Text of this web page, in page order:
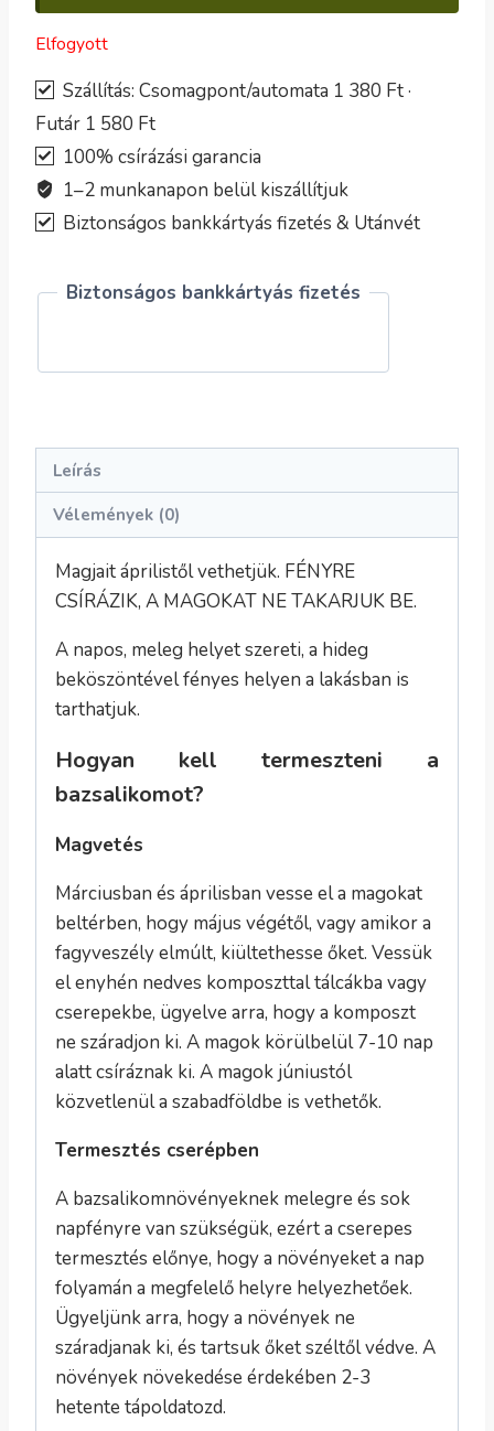
Elfogyott
Szállítás: Csomagpont/automata 1 380 Ft ·
Futár 1 580 Ft
100% csírázási garancia
1–2 munkanapon belül kiszállítjuk
Biztonságos bankkártyás fizetés & Utánvét
Biztonságos bankkártyás fizetés
Leírás
Vélemények (0)
Magjait áprilistől vethetjük. FÉNYRE
CSÍRÁZIK, A MAGOKAT NE TAKARJUK BE.
A napos, meleg helyet szereti, a hideg
beköszöntével fényes helyen a lakásban is
tarthatjuk.
Hogyan kell termeszteni a
bazsalikomot?
Magvetés
Márciusban és áprilisban vesse el a magokat
beltérben, hogy május végétől, vagy amikor a
fagyveszély elmúlt, kiültethesse őket. Vessük
el enyhén nedves komposzttal tálcákba vagy
cserepekbe, ügyelve arra, hogy a komposzt
ne száradjon ki. A magok körülbelül 7-10 nap
alatt csíráznak ki. A magok júniustól
közvetlenül a szabadföldbe is vethetők.
Termesztés cserépben
A bazsalikomnövényeknek melegre és sok
napfényre van szükségük, ezért a cserepes
termesztés előnye, hogy a növényeket a nap
folyamán a megfelelő helyre helyezhetőek.
Ügyeljünk arra, hogy a növények ne
száradjanak ki, és tartsuk őket széltől védve. A
növények növekedése érdekében 2-3
hetente tápoldatozd.